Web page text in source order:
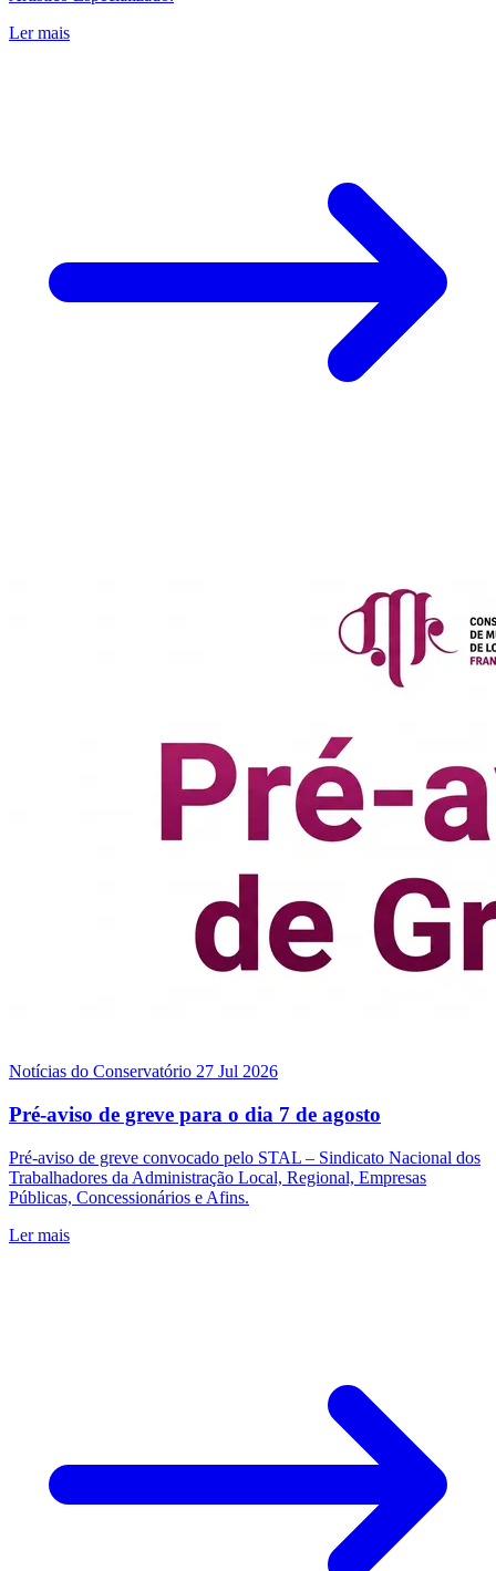
Ler mais
Notícias do Conservatório 27 Jul 2026
Pré-aviso de greve para o dia 7 de agosto
Pré-aviso de greve convocado pelo STAL – Sindicato Nacional dos
Trabalhadores da Administração Local, Regional, Empresas
Públicas, Concessionários e Afins.
Ler mais